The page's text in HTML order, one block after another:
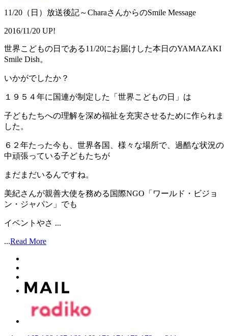
11/20（日）放送後記～CharaさんからのSmile Message
2016/11/20 UP!
世界こどもの日である11/20にお届けした本日のYAMAZAKI
Smile Dish。
いかがでしたか？
１９５４年に国連が制定した「世界こどもの日」は
子どもたちへの理解を深め福祉を充実させるために作られま
した。
６２年たった今も、世界各国、様々な場所で、過酷な状況の
中頑張っている子どもたちが
まだまだいるんですね。
美紀さんが親善大使を務める国際NGO「ワールド・ビジョ
ン・ジャパン」でも
イベントやさ ...
...Read More